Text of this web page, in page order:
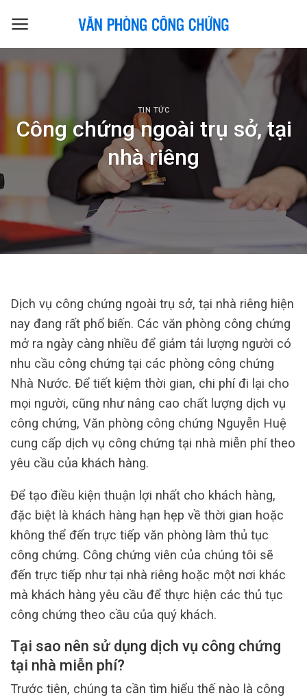
TIN TỨC
Công chứng ngoài trụ sở, tại
nhà riêng
Dịch vụ công chứng ngoài trụ sở, tại nhà riêng hiện
nay đang rất phổ biến. Các văn phòng công chứng
mở ra ngày càng nhiều để giảm tải lượng người có
nhu cầu công chứng tại các phòng công chứng
Nhà Nước. Để tiết kiệm thời gian, chi phí đi lại cho
mọi người, cũng như nâng cao chất lượng dịch vụ
công chứng, Văn phòng công chứng Nguyễn Huệ
cung cấp dịch vụ công chứng tại nhà miễn phí theo
yêu cầu của khách hàng.
Để tạo điều kiện thuận lợi nhất cho khách hàng,
đặc biệt là khách hàng hạn hẹp về thời gian hoặc
không thể đến trực tiếp văn phòng làm thủ tục
công chứng. Công chứng viên của chúng tôi sẽ
đến trực tiếp như tại nhà riêng hoặc một nơi khác
mà khách hàng yêu cầu để thực hiện các thủ tục
công chứng theo cầu của quý khách.
Tại sao nên sử dụng dịch vụ công chứng
tại nhà miễn phí?
Trước tiên, chúng ta cần tìm hiểu thế nào là công